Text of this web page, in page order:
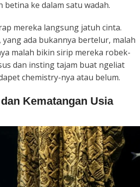
ke dalam satu wadah.
mereka langsung jatuh cinta.
yang ada bukannya bertelur, malah
malah bikin sirip mereka robek-
dan insting tajam buat ngeliat
chemistry-nya atau belum.
Kematangan Usia